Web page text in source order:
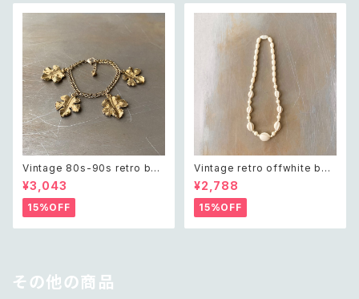
Vintage 80s-90s retro bot
anical leaf charm bracelet
レトロ ヴィンテージ アクセサリ
ー ゴールド ボタニカル リーフ
チャーム ブレスレット
¥3,043
15%OFF
Vintage retro offwhite bea
ds necklace レトロ ヴィンテ
ージ アクセサリー オフホワイト
ビーズ ネックレス
¥2,788
15%OFF
その他の商品